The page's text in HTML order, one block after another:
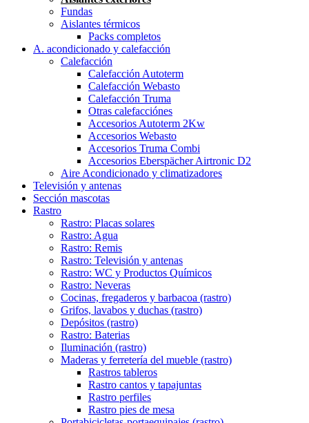
Fundas
Aislantes térmicos
Packs completos
A. acondicionado y calefacción
Calefacción
Calefacción Autoterm
Calefacción Webasto
Calefacción Truma
Otras calefacciónes
Accesorios Autoterm 2Kw
Accesorios Webasto
Accesorios Truma Combi
Accesorios Eberspächer Airtronic D2
Aire Acondicionado y climatizadores
Televisión y antenas
Sección mascotas
Rastro
Rastro: Placas solares
Rastro: Agua
Rastro: Remis
Rastro: Televisión y antenas
Rastro: WC y Productos Químicos
Rastro: Neveras
Cocinas, fregaderos y barbacoa (rastro)
Grifos, lavabos y duchas (rastro)
Depósitos (rastro)
Rastro: Baterias
Iluminación (rastro)
Maderas y ferretería del mueble (rastro)
Rastros tableros
Rastro cantos y tapajuntas
Rastro perfiles
Rastro pies de mesa